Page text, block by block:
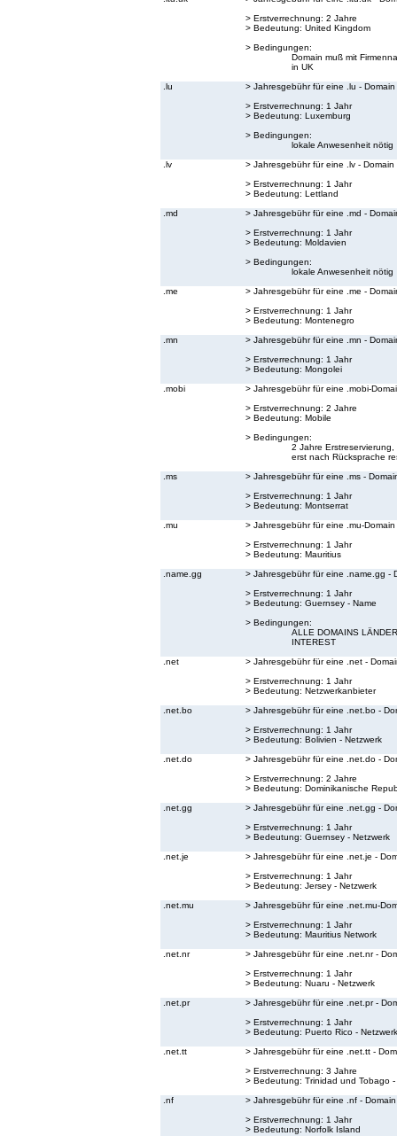
> Erstverrechnung: 2 Jahre
> Bedeutung: United Kingdom
> Bedingungen:
Domain muß mit
in UK
.lu
> Jahresgebühr für eine .lu - Domain
> Erstverrechnung: 1 Jahr
> Bedeutung: Luxemburg
> Bedingungen:
lokale Anwesenheit nötig
.lv
> Jahresgebühr für eine .lv - Domain
> Erstverrechnung: 1 Jahr
> Bedeutung: Lettland
.md
> Jahresgebühr für eine .md -
> Erstverrechnung: 1 Jahr
> Bedeutung: Moldavien
> Bedingungen:
lokale Anwesenheit nötig
.me
> Jahresgebühr für eine .me -
> Erstverrechnung: 1 Jahr
> Bedeutung: Montenegro
.mn
> Jahresgebühr für eine .mn -
> Erstverrechnung: 1 Jahr
> Bedeutung: Mongolei
.mobi
> Jahresgebühr für eine .mobi-
> Erstverrechnung: 2 Jahre
> Bedeutung: Mobile
> Bedingungen:
2 Jahre
erst nach Rücksprache
.ms
> Jahresgebühr für eine .ms -
> Erstverrechnung: 1 Jahr
> Bedeutung: Montserrat
.mu
> Jahresgebühr für eine .mu-Domain
> Erstverrechnung: 1 Jahr
> Bedeutung: Mauritius
.name.gg
> Jahresgebühr für eine .name.gg -
> Erstverrechnung: 1 Jahr
> Bedeutung: Guernsey - Name
> Bedingungen:
ALLE DOMAINS
INTEREST
.net
> Jahresgebühr für eine .net -
> Erstverrechnung: 1 Jahr
> Bedeutung: Netzwerkanbieter
.net.bo
> Jahresgebühr für eine .net.bo -
> Erstverrechnung: 1 Jahr
> Bedeutung: Bolivien - Netzwerk
.net.do
> Jahresgebühr für eine .net.do -
> Erstverrechnung: 2 Jahre
> Bedeutung: Dominikanische
.net.gg
> Jahresgebühr für eine .net.gg -
> Erstverrechnung: 1 Jahr
> Bedeutung: Guernsey - Netzwerk
.net.je
> Jahresgebühr für eine .net.je -
> Erstverrechnung: 1 Jahr
> Bedeutung: Jersey - Netzwerk
.net.mu
> Jahresgebühr für eine .net.mu-
> Erstverrechnung: 1 Jahr
> Bedeutung: Mauritius Network
.net.nr
> Jahresgebühr für eine .net.nr -
> Erstverrechnung: 1 Jahr
> Bedeutung: Nuaru - Netzwerk
.net.pr
> Jahresgebühr für eine .net.pr -
> Erstverrechnung: 1 Jahr
> Bedeutung: Puerto Rico - Netzwerk
.net.tt
> Jahresgebühr für eine .net.tt -
> Erstverrechnung: 3 Jahre
> Bedeutung: Trinidad und Tobago -
.nf
> Jahresgebühr für eine .nf - Domain
> Erstverrechnung: 1 Jahr
> Bedeutung: Norfolk Island